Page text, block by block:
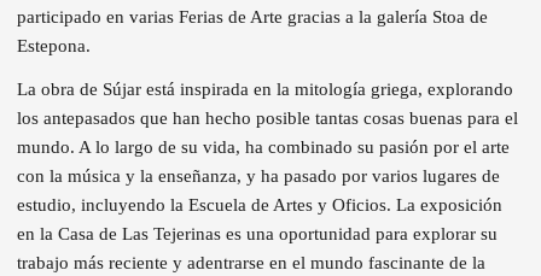
participado en varias Ferias de Arte gracias a la galería Stoa de
Estepona.
La obra de Sújar está inspirada en la mitología griega, explorando
los antepasados que han hecho posible tantas cosas buenas para el
mundo. A lo largo de su vida, ha combinado su pasión por el arte
con la música y la enseñanza, y ha pasado por varios lugares de
estudio, incluyendo la Escuela de Artes y Oficios. La exposición
en la Casa de Las Tejerinas es una oportunidad para explorar su
trabajo más reciente y adentrarse en el mundo fascinante de la